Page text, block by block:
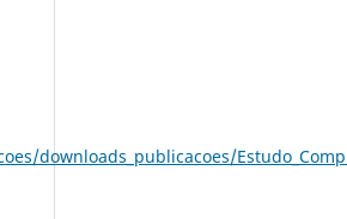
downloads_publicacoes/